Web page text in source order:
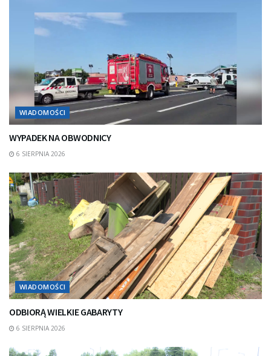
WIADOMOŚCI
WYPADEK NA OBWODNICY
6 SIERPNIA 2026
WIADOMOŚCI
ODBIORĄ WIELKIE GABARYTY
6 SIERPNIA 2026